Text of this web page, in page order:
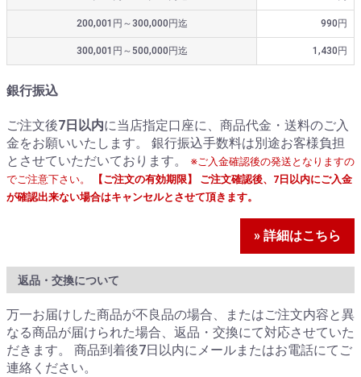
200,001円～300,000円迄 990円
300,001円～500,000円迄 1,430円
銀行振込
ご注文後7日以内に当店指定口座に、商品代金・送料のご入
金をお願いいたします。 銀行振込手数料は別途お客様負担
とさせていただいております。
※ご入金確認後の発送となりますの
でご注意下さい。
【ご注文の有効期限】 ご注文確認後、7日以内にご入金
が確認出来ない場合はキャンセルとさせて頂きます。
» 詳細はこちら
返品・交換について
万一お届けした商品が不良品の場合、またはご注文内容と異
なる商品が届けられた場合、返品・交換にて対応させていた
だきます。 商品到着後7日以内にメールまたはお電話にてご
連絡ください。